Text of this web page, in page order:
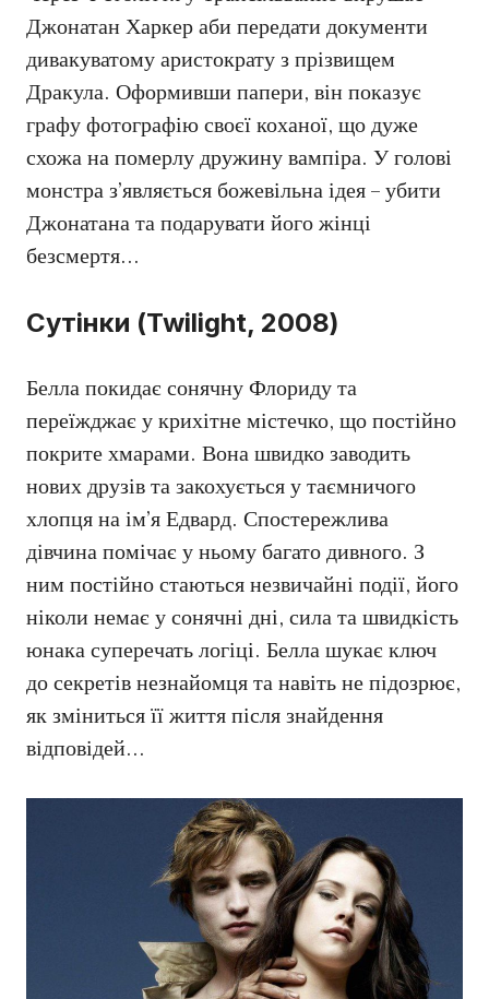
Джонатан Харкер аби передати документи
дивакуватому аристократу з прізвищем
Дракула. Оформивши папери, він показує
графу фотографію своєї коханої, що дуже
схожа на померлу дружину вампіра. У голові
монстра з’являється божевільна ідея – убити
Джонатана та подарувати його жінці
безсмертя…
Сутінки (Twilight, 2008)
Белла покидає сонячну Флориду та
переїжджає у крихітне містечко, що постійно
покрите хмарами. Вона швидко заводить
нових друзів та закохується у таємничого
хлопця на ім’я Едвард. Спостережлива
дівчина помічає у ньому багато дивного. З
ним постійно стаються незвичайні події, його
ніколи немає у сонячні дні, сила та швидкість
юнака суперечать логіці. Белла шукає ключ
до секретів незнайомця та навіть не підозрює,
як зміниться її життя після знайдення
відповідей…